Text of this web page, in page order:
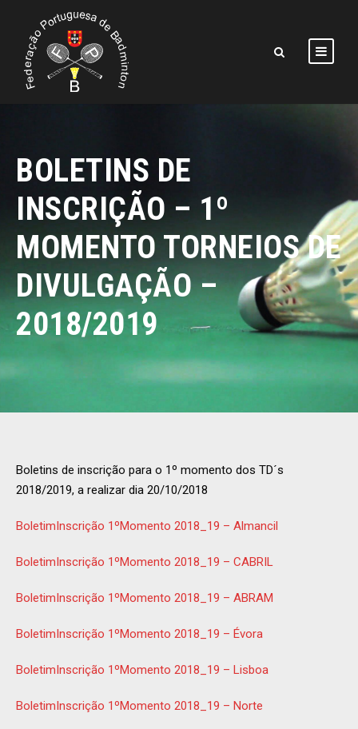
BOLETINS DE
INSCRIÇÃO – 1º
MOMENTO TORNEIOS DE
DIVULGAÇÃO –
2018/2019
Boletins de inscrição para o 1º momento dos TD´s
2018/2019, a realizar dia 20/10/2018
BoletimInscrição 1ºMomento 2018_19 – Almancil
BoletimInscrição 1ºMomento 2018_19 – CABRIL
BoletimInscrição 1ºMomento 2018_19 – ABRAM
BoletimInscrição 1ºMomento 2018_19 – Évora
BoletimInscrição 1ºMomento 2018_19 – Lisboa
BoletimInscrição 1ºMomento 2018_19 – Norte